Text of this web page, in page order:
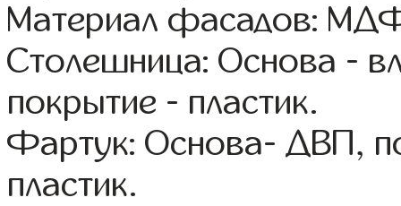
Материал фасадов:
Столешница: Основа -
покрытие - пластик.
Фартук: Основа- ДВП,
пластик.